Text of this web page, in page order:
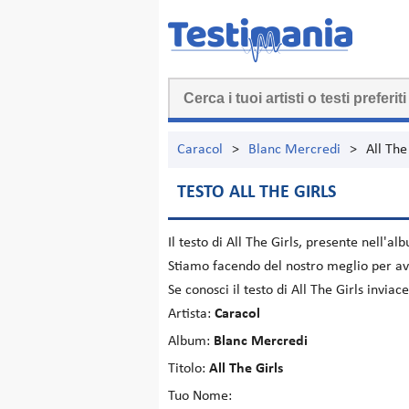
Caracol > Blanc Mercredi > All
TESTO ALL THE GIRLS
Il testo di All The Girls, presente
Stiamo facendo del nostro meglio per
Se conosci il testo di All The Girls
Artista: Caracol
Album: Blanc Mercredi
Titolo: All The Girls
Tuo Nome: